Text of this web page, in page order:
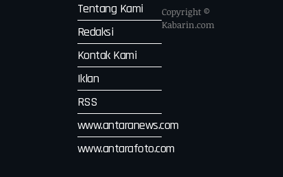
Tentang Kami
Redaksi
Kontak Kami
Iklan
RSS
www.antaranews.com
www.antarafoto.com
Copyright ©
Kabarin.com